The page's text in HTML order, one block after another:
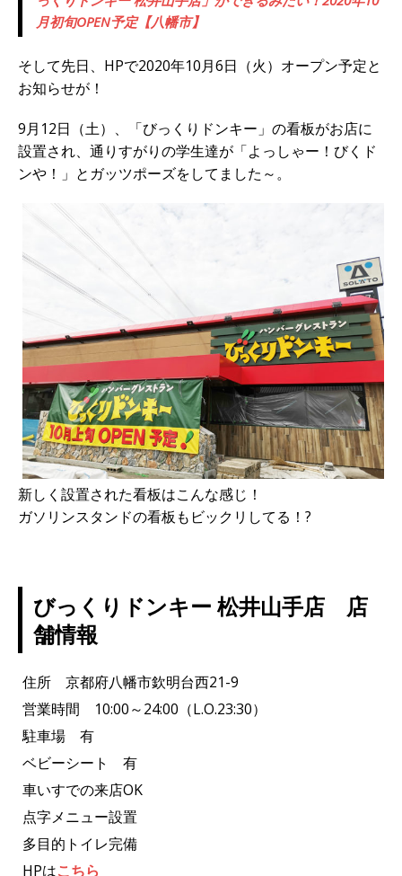
月初旬OPEN予定【八幡市】
そして先日、HPで2020年10月6日（火）オープン予定と
お知らせが！
9月12日（土）、「びっくりドンキー」の看板がお店に
設置され、通りすがりの学生達が「よっしゃー！びくド
ンや！」とガッツポーズをしてました～。
新しく設置された看板はこんな感じ！
ガソリンスタンドの看板もビックリしてる！?
びっくりドンキー 松井山手店 店
舗情報
住所 京都府八幡市欽明台西21-9
営業時間 10:00～24:00（L.O.23:30）
駐車場 有
ベビーシート 有
車いすでの来店OK
点字メニュー設置
多目的トイレ完備
HPはこちら